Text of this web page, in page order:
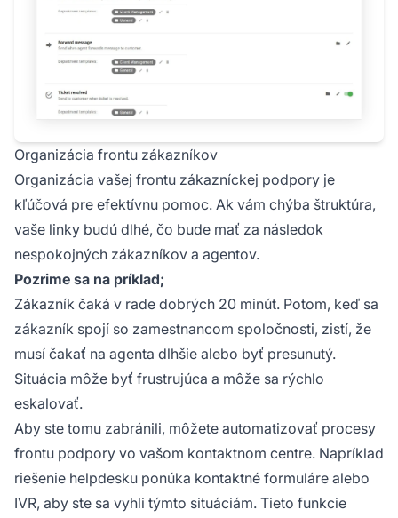
Organizácia frontu zákazníkov
Organizácia vašej frontu zákazníckej podpory je
kľúčová pre efektívnu pomoc. Ak vám chýba štruktúra,
vaše linky budú dlhé, čo bude mať za následok
nespokojných zákazníkov a agentov.
Pozrime sa na príklad;
Zákazník čaká v rade dobrých 20 minút. Potom, keď sa
zákazník spojí so zamestnancom spoločnosti, zistí, že
musí čakať na agenta dlhšie alebo byť presunutý.
Situácia môže byť frustrujúca a môže sa rýchlo
eskalovať.
Aby ste tomu zabránili, môžete automatizovať procesy
frontu podpory vo vašom kontaktnom centre. Napríklad
riešenie helpdesku ponúka kontaktné formuláre alebo
IVR, aby ste sa vyhli týmto situáciám. Tieto funkcie